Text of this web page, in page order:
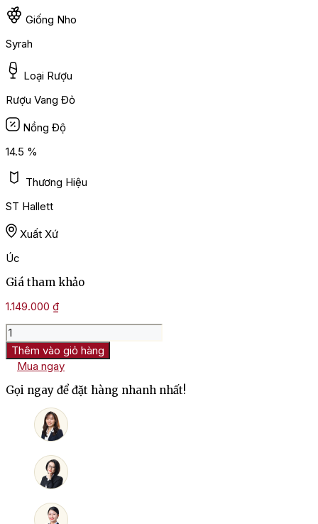
Giống Nho
Syrah
Loại Rượu
Rượu Vang Đỏ
Nồng Độ
14.5 %
Thương Hiệu
ST Hallett
Xuất Xứ
Úc
Giá tham khảo
1.149.000 ₫
Rượu
Vang
Úc
Hallett
Blackwell
Thêm vào giỏ hàng
Mua ngay
Gọi ngay để đặt hàng nhanh nhất!